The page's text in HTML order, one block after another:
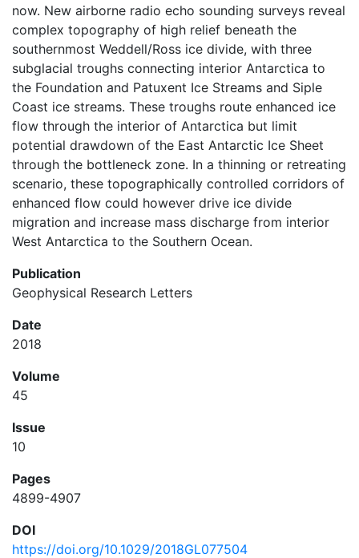
now. New airborne radio echo sounding surveys reveal
complex topography of high relief beneath the
southernmost Weddell/Ross ice divide, with three
subglacial troughs connecting interior Antarctica to
the Foundation and Patuxent Ice Streams and Siple
Coast ice streams. These troughs route enhanced ice
flow through the interior of Antarctica but limit
potential drawdown of the East Antarctic Ice Sheet
through the bottleneck zone. In a thinning or retreating
scenario, these topographically controlled corridors of
enhanced flow could however drive ice divide
migration and increase mass discharge from interior
West Antarctica to the Southern Ocean.
Publication
Geophysical Research Letters
Date
2018
Volume
45
Issue
10
Pages
4899-4907
DOI
https://doi.org/10.1029/2018GL077504